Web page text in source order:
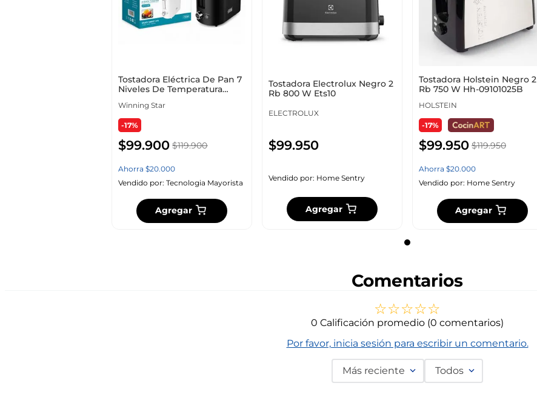
Tostadora Eléctrica De Pan 7
Niveles De Temperatura
Winning Star
-17%
$99.900 $119.900
Ahorra$20.000
Vendido por:Tecnologia Mayorista
Agregar
Tostadora Electrolux Negro 2
Rb 800 W Ets10
ELECTROLUX
$99.950
Vendido por: Home Sentry
Agregar
Tostadora Holstein Negro 2
Rb 750 W Hh-09101025B
HOLSTEIN
-17%
$99.950 $119.950
Ahorra $20.000
Vendido por: Home Sentry
Agregar
Comentarios
☆☆☆☆☆
0 Calificación promedio (0 comentarios)
Por favor, inicia sesión para escribir un comentario.
Más reciente Todos